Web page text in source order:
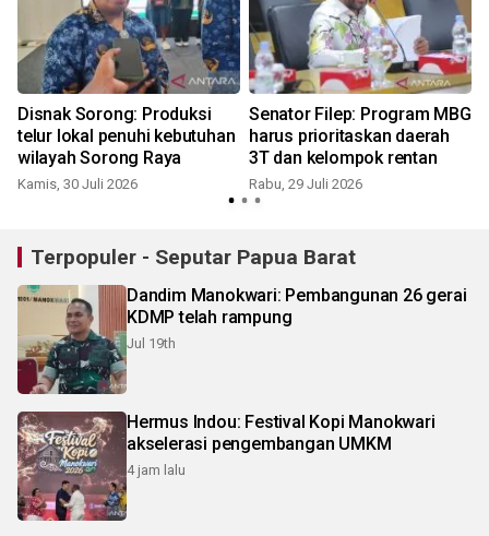
Disnak Sorong: Produksi
telur lokal penuhi kebutuhan
wilayah Sorong Raya
Kamis, 30 Juli 2026
Senator Filep: Program MBG
harus prioritaskan daerah
3T dan kelompok rentan
Rabu, 29 Juli 2026
Terpopuler - Seputar Papua Barat
Dandim Manokwari: Pembangunan 26 gerai
KDMP telah rampung
Jul 19th
Hermus Indou: Festival Kopi Manokwari
akselerasi pengembangan UMKM
4 jam lalu